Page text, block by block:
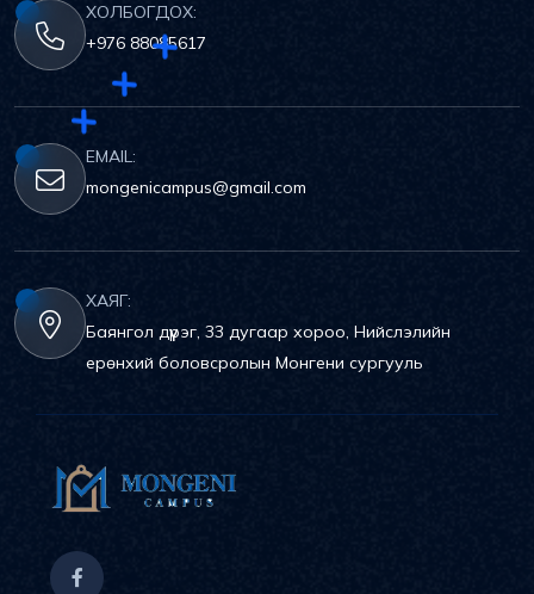
ХОЛБОГДОХ:
+976 88085617
EMAIL:
mongenicampus@gmail.com
ХАЯГ:
Баянгол дүүрэг, 33 дугаар хороо, Нийслэлийн
ерөнхий боловсролын Монгени сургууль